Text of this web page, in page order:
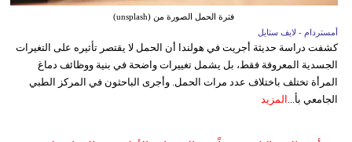
فترة الحمل الصورة من (unsplash)
أمستردام - لايف ستايل
كشفت دراسة حديثة أجريت في هولندا أن الحمل لا يقتصر تأثيره على التغيرات
الجسدية المعروفة فقط، بل يشمل تغييرات واضحة في بنية ووظائف دماغ
المرأة تختلف باختلاف عدد مرات الحمل. وأجرى الباحثون في المركز الطبي
الجامعي بأ... المزيد